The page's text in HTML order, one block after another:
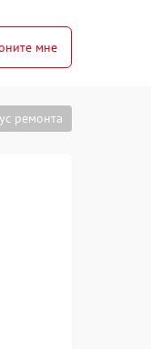
мне
ремонта